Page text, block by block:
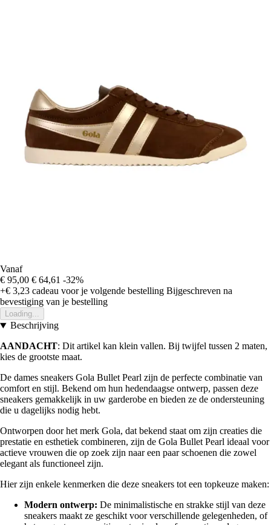
Vanaf
€ 95,00 € 64,61 -32%
+€ 3,23 cadeau voor je volgende bestelling Bijgeschreven na
bevestiging van je bestelling
Loading...
Beschrijving
AANDACHT: Dit artikel kan klein vallen. Bij twijfel tussen 2 maten,
kies de grootste maat.
De dames sneakers Gola Bullet Pearl zijn de perfecte combinatie van
comfort en stijl. Bekend om hun hedendaagse ontwerp, passen deze
sneakers gemakkelijk in uw garderobe en bieden ze de ondersteuning
die u dagelijks nodig hebt.
Ontworpen door het merk Gola, dat bekend staat om zijn creaties die
prestatie en esthetiek combineren, zijn de Gola Bullet Pearl ideaal voor
actieve vrouwen die op zoek zijn naar een paar schoenen die zowel
elegant als functioneel zijn.
Hier zijn enkele kenmerken die deze sneakers tot een topkeuze maken:
Modern ontwerp: De minimalistische en strakke stijl van deze
sneakers maakt ze geschikt voor verschillende gelegenheden, of